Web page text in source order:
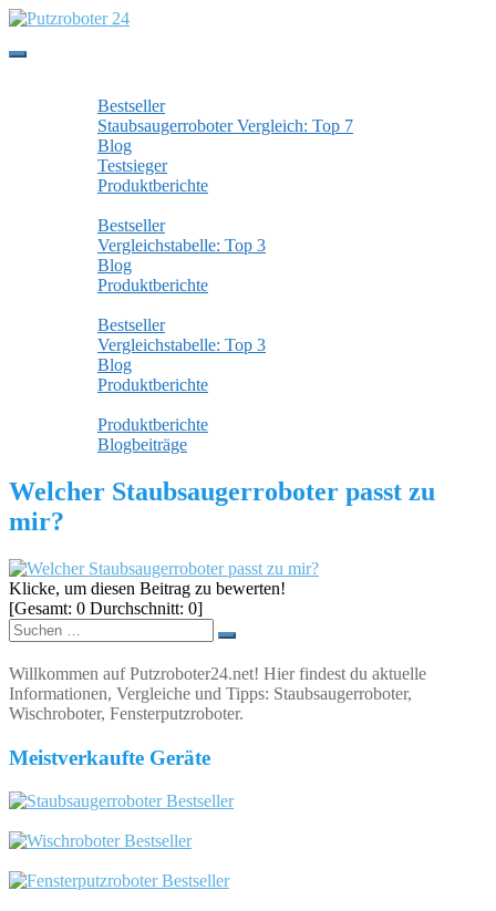
Skip
main
Toggle
Bestseller
Staubsaugerroboter Vergleich: Top 7
Blog
Testsieger
Produktberichte
Bestseller
Vergleichstabelle: Top 3
Blog
Produktberichte
Bestseller
Vergleichstabelle: Top 3
Blog
Produktberichte
Produktberichte
Blogbeiträge
Welcher Staubsaugerroboter passt zu
mir?
Klicke, um diesen Beitrag zu bewerten!
[Gesamt: 0 Durchschnitt: 0]
Suchen
nach:
Willkommen auf Putzroboter24.net! Hier findest du aktuelle
Informationen, Vergleiche und Tipps: Staubsaugerroboter,
Wischroboter, Fensterputzroboter.
Meistverkaufte Geräte